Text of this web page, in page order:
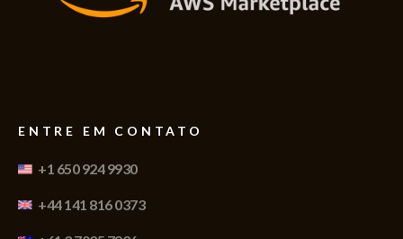
ENTRE EM CONTATO
+1 650 924 9930
+44 141 816 0373